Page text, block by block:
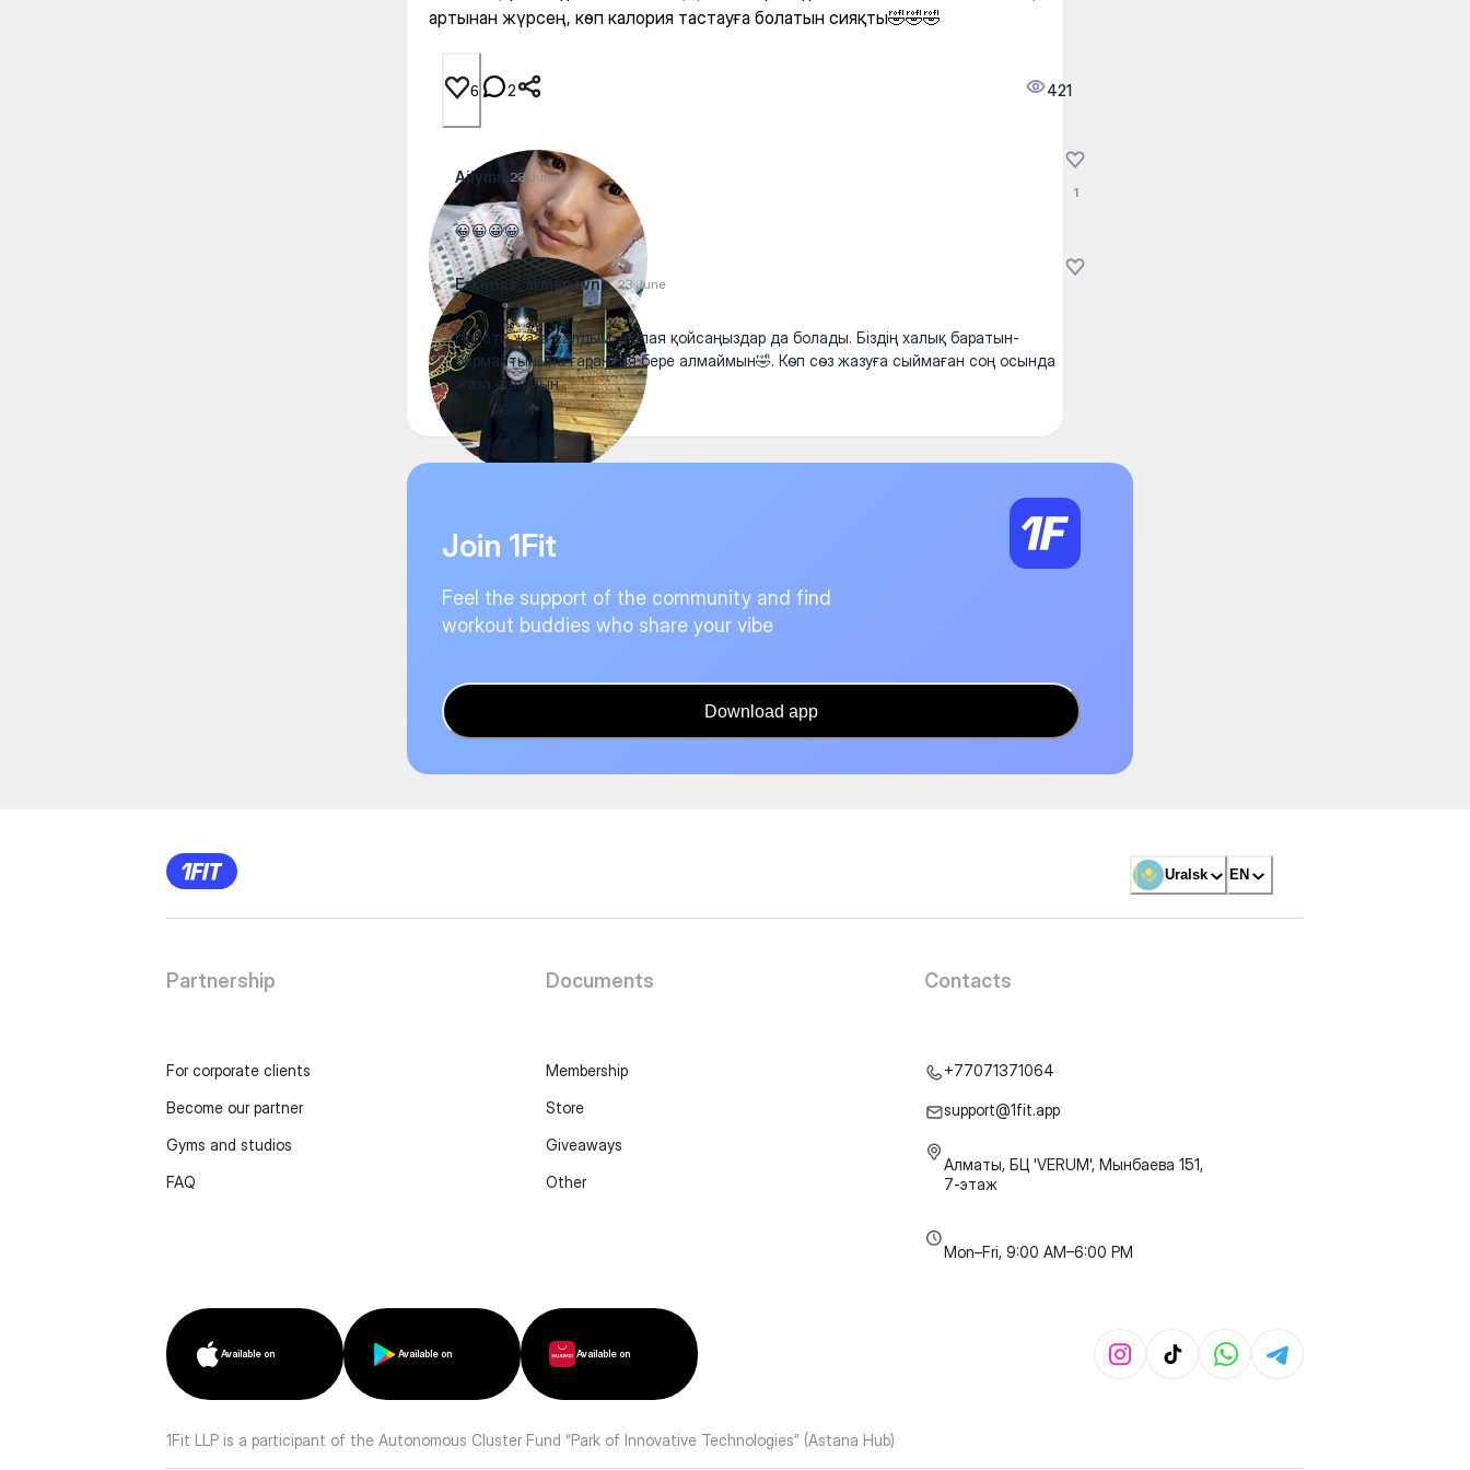
артынан жүрсең, көп калория тастауға болатын сияқты🤣🤣🤣
6 2 421
Aiiymm23 June
😀😀😀😀
1
Erkenaz_armanovna_23 June
Просто жаза салдым, ашпая қойсаңыздар да болады. Біздің халық баратын-
бармайтынына гарантия бере алмаймын🤣. Көп сөз жазуға сыймаған соң осында
жаза салайын
Join 1Fit
Feel the support of the community and find
workout buddies who share your vibe
Download app
Uralsk EN
Partnership
For corporate clients
Become our partner
Gyms and studios
FAQ
Documents
Membership
Store
Giveaways
Other
Contacts
+77071371064
support@1fit.app
Алматы, БЦ 'VERUM', Мынбаева 151,
7-этаж
Mon–Fri, 9:00 AM–6:00 PM
Available on Available on Available on
1Fit LLP is a participant of the Autonomous Cluster Fund “Park of Innovative Technologies” (Astana Hub)